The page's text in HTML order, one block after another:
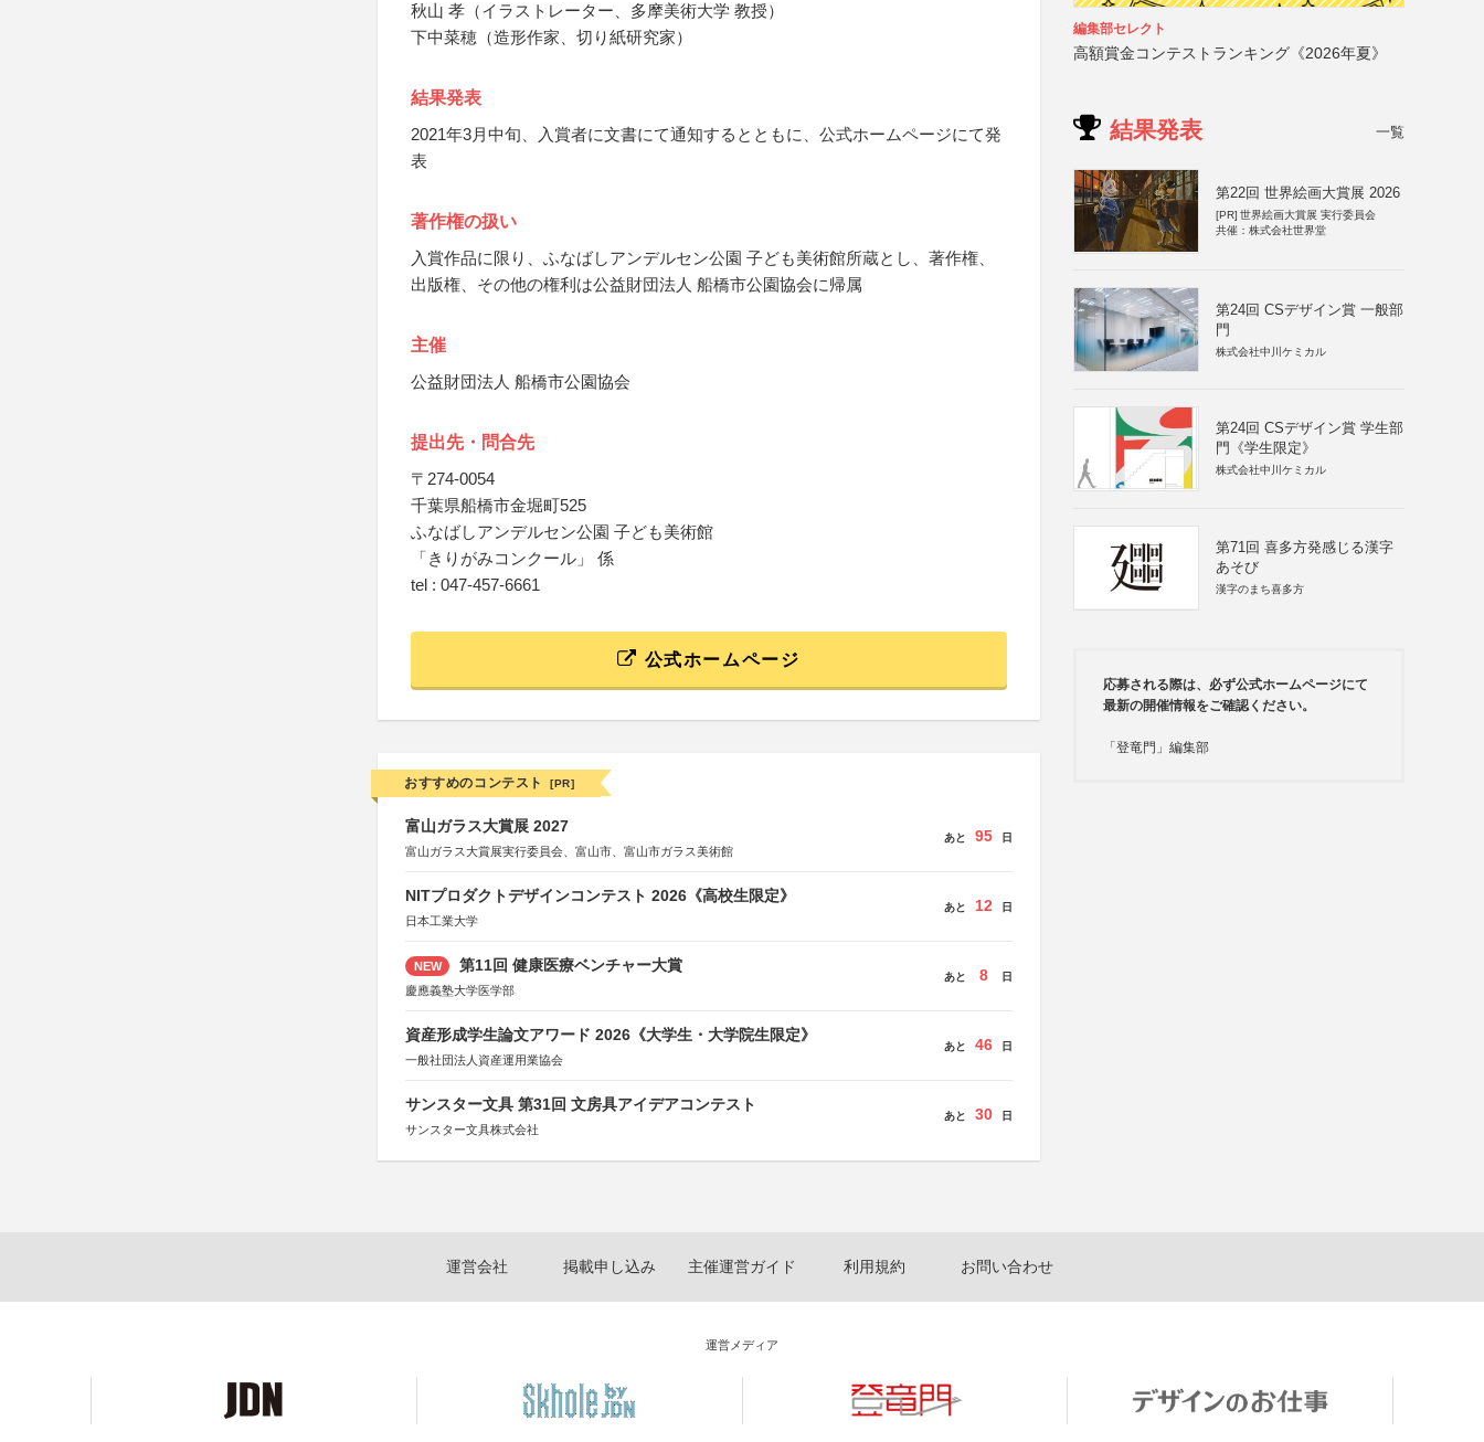
秋山 孝（イラストレーター、多摩美術大学 教授）
下中菜穂（造形作家、切り紙研究家）
結果発表
2021年3月中旬、入賞者に文書にて通知するとともに、公式ホームページにて発
表
著作権の扱い
入賞作品に限り、ふなばしアンデルセン公園 子ども美術館所蔵とし、著作権、
出版権、その他の権利は公益財団法人 船橋市公園協会に帰属
主催
公益財団法人 船橋市公園協会
提出先・問合先
〒274-0054
千葉県船橋市金堀町525
ふなばしアンデルセン公園 子ども美術館
「きりがみコンクール」 係
tel : 047-457-6661
公式ホームページ
おすすめのコンテスト [PR]
富山ガラス大賞展 2027
富山ガラス大賞展実行委員会、富山市、富山市ガラス美術館
あと 95 日
NITプロダクトデザインコンテスト 2026《高校生限定》
日本工業大学
あと 12 日
NEW 第11回 健康医療ベンチャー大賞
慶應義塾大学医学部
あと 8 日
資産形成学生論文アワード 2026《大学生・大学院生限定》
一般社団法人資産運用業協会
あと 46 日
サンスター文具 第31回 文房具アイデアコンテスト
サンスター文具株式会社
あと 30 日
編集部セレクト
高額賞金コンテストランキング《2026年夏》
結果発表 一覧
第22回 世界絵画大賞展 2026
[PR] 世界絵画大賞展 実行委員会
共催：株式会社世界堂
第24回 CSデザイン賞 一般部
門
株式会社中川ケミカル
第24回 CSデザイン賞 学生部
門《学生限定》
株式会社中川ケミカル
第71回 喜多方発感じる漢字
あそび
漢字のまち喜多方
応募される際は、必ず公式ホームページにて
最新の開催情報をご確認ください。
「登竜門」編集部
運営会社 掲載申し込み 主催運営ガイド 利用規約 お問い合わせ
運営メディア